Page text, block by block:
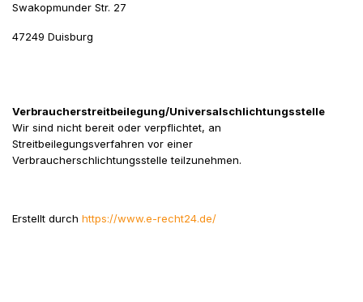
Swakopmunder Str. 27
47249 Duisburg
Verbraucherstreitbeilegung/Universalschlichtungsstelle
Wir sind nicht bereit oder verpflichtet, an
Streitbeilegungsverfahren vor einer
Verbraucherschlichtungsstelle teilzunehmen.
Erstellt durch https://www.e-recht24.de/